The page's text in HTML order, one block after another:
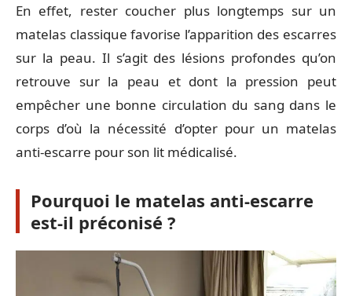
En effet, rester coucher plus longtemps sur un
matelas classique favorise l’apparition des escarres
sur la peau. Il s’agit des lésions profondes qu’on
retrouve sur la peau et dont la pression peut
empêcher une bonne circulation du sang dans le
corps d’où la nécessité d’opter pour un matelas
anti-escarre pour son lit médicalisé.
Pourquoi le matelas anti-escarre
est-il préconisé ?